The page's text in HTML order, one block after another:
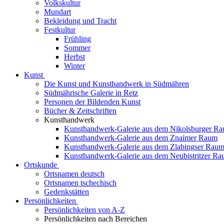
Volkskultur
Mundart
Bekleidung und Tracht
Festkultur
Frühling
Sommer
Herbst
Winter
Kunst
Die Kunst und Kunsthandwerk in Südmähren
Südmährische Galerie in Retz
Personen der Bildenden Kunst
Bücher & Zeitschriften
Kunsthandwerk
Kunsthandwerk-Galerie aus dem Nikolsburger
Kunsthandwerk-Galerie aus dem Znaimer Raum
Kunsthandwerk-Galerie aus dem Zlabingser Raum
Kunsthandwerk-Galerie aus dem Neubistritzer
Ortskunde
Ortsnamen deutsch
Ortsnamen tschechisch
Gedenkstätten
Persönlichkeiten
Persönlichkeiten von A-Z
Persönlichkeiten nach Bereichen